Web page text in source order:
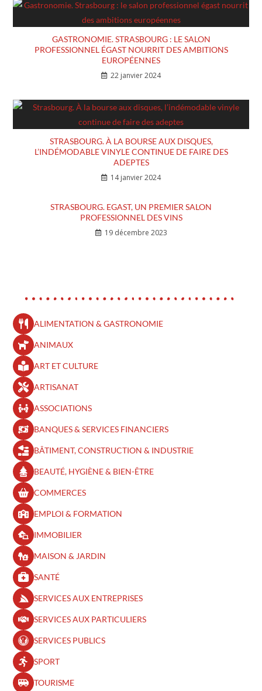
GASTRONOMIE. STRASBOURG : LE SALON
PROFESSIONNEL ÉGAST NOURRIT DES AMBITIONS
EUROPÉENNES
22 janvier 2024
STRASBOURG. À LA BOURSE AUX DISQUES,
L’INDÉMODABLE VINYLE CONTINUE DE FAIRE DES
ADEPTES
14 janvier 2024
STRASBOURG. EGAST, UN PREMIER SALON
PROFESSIONNEL DES VINS
19 décembre 2023
ALIMENTATION & GASTRONOMIE
ANIMAUX
ART ET CULTURE
ARTISANAT
ASSOCIATIONS
BANQUES & SERVICES FINANCIERS
BÂTIMENT, CONSTRUCTION & INDUSTRIE
BEAUTÉ, HYGIÈNE & BIEN-ÊTRE​
COMMERCES
EMPLOI & FORMATION
IMMOBILIER
MAISON & JARDIN
SANTÉ
SERVICES AUX ENTREPRISES
SERVICES AUX PARTICULIERS
SERVICES PUBLICS
SPORT
TOURISME